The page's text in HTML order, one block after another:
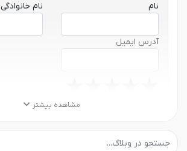
نام نام خانوادگی
آدرس ایمیل
مشاهده بیشتر
کلمه مورد نظر خود را برای جستجو وارد کنید